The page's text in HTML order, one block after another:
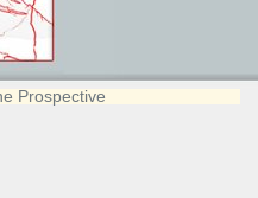
Prospective